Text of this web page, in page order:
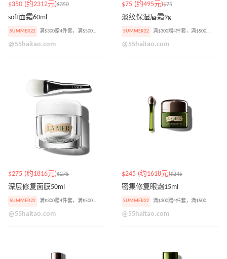
$350 (约2312元)$350
soft面霜60ml
SUMMER22 满$300赠4件套，满$500加赠焕肤精华小样
@55haitao.com
$75 (约495元)$75
淡纹保湿唇霜9g
SUMMER22 满$300赠4件套，满$500加赠焕肤精华小样
@55haitao.com
$275 (约1816元)$275
深层修复面膜50ml
SUMMER22 满$300赠4件套，满$500加赠焕肤精华小样
@55haitao.com
$245 (约1618元)$245
密集修复眼霜15ml
SUMMER22 满$300赠4件套，满$500加赠焕肤精华小样
@55haitao.com